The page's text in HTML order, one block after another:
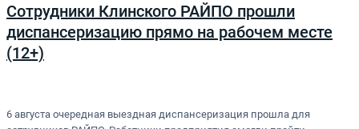
Сотрудники Клинского РАЙПО прошли
диспансеризацию прямо на рабочем месте
(12+)
6 августа очередная выездная диспансеризация прошла для